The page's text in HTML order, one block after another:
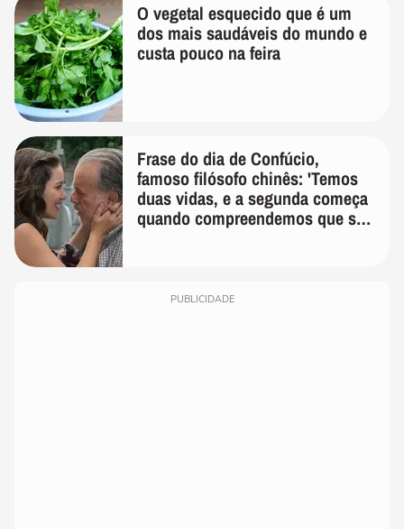
O vegetal esquecido que é um
dos mais saudáveis do mundo e
custa pouco na feira
Frase do dia de Confúcio,
famoso filósofo chinês: 'Temos
duas vidas, e a segunda começa
quando compreendemos que só
PUBLICIDADE